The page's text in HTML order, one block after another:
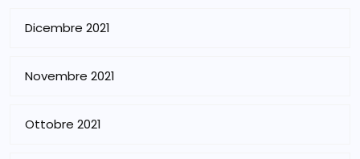
Dicembre 2021
Novembre 2021
Ottobre 2021